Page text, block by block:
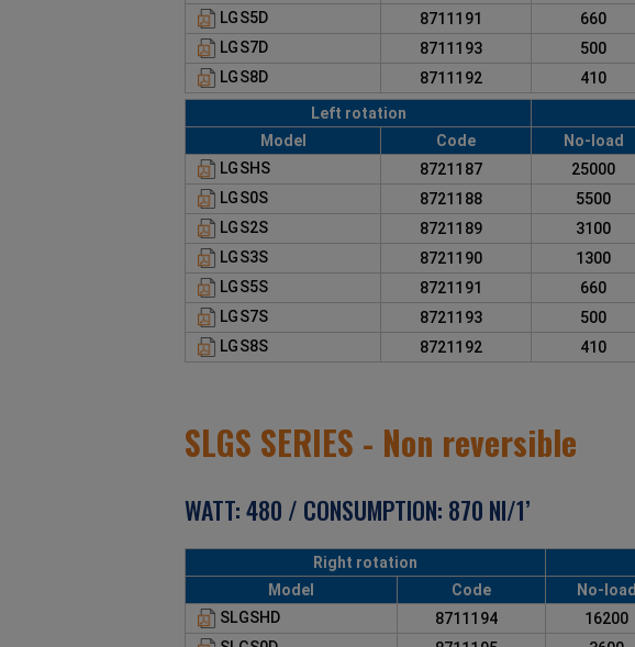
LGS5D
8711191 660
LGS7D
8711193 500
LGS8D
8711192 410
Left rotation
Model
Code No-load
LGSHS
8721187 25000
LGS0S
8721188 5500
LGS2S
8721189 3100
LGS3S
8721190 1300
LGS5S
8721191 660
LGS7S
8721193 500
LGS8S
8721192 410
SLGS SERIES - Non reversible
WATT: 480 / CONSUMPTION: 870 Nl/1’
Right rotation
Model
Code No-load
SLGSHD
8711194 16200